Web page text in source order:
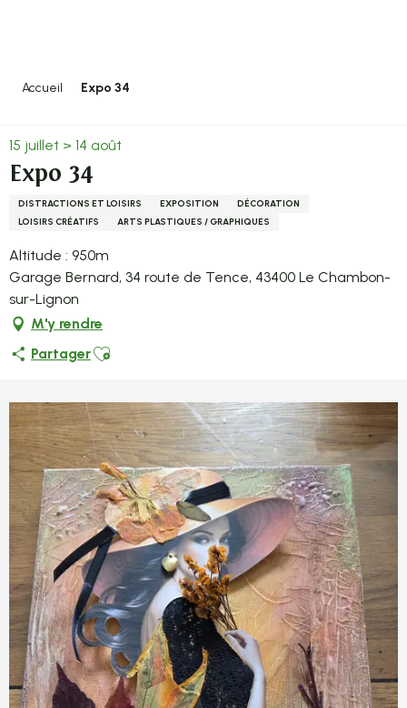
Accueil Expo 34
15 juillet > 14 août
Expo 34
DISTRACTIONS ET LOISIRS EXPOSITION
DÉCORATION
LOISIRS CRÉATIFS
ARTS PLASTIQUES / GRAPHIQUES
Altitude : 950m
Garage Bernard, 34 route de Tence, 43400 Le Chambon-
sur-Lignon
M'y rendre
PartagerAjouter aux favoris